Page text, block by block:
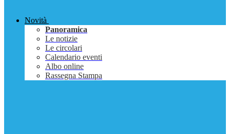
Novità
Panoramica
Le notizie
Le circolari
Calendario eventi
Albo online
Rassegna Stampa